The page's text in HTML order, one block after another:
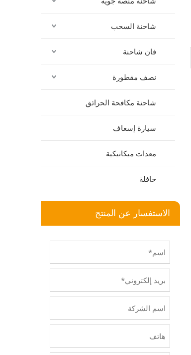
شاحنة السحب
فان شاحنة
نصف مقطورة
شاحنة مكافحة الحرائق
سيارة إسعاف
معدات ميكانيكية
حافلة
الاستفسار عن المنتج